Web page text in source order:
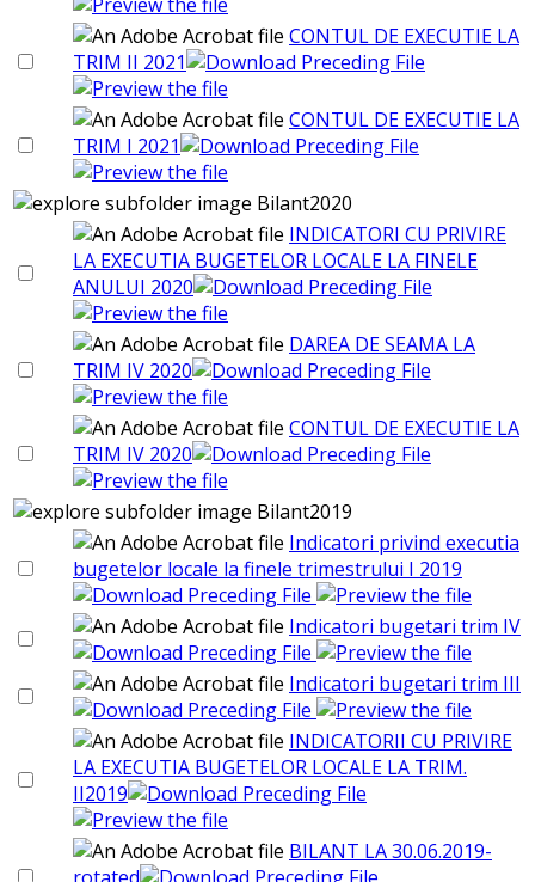
CONTUL DE EXECUTIE LA
TRIM II 2021
CONTUL DE EXECUTIE LA
TRIM I 2021
Bilant2020
INDICATORI CU PRIVIRE
LA EXECUTIA BUGETELOR LOCALE LA FINELE
ANULUI 2020
DAREA DE SEAMA LA
TRIM IV 2020
CONTUL DE EXECUTIE LA
TRIM IV 2020
Bilant2019
Indicatori privind executia
bugetelor locale la finele trimestrului I 2019
Indicatori bugetari trim IV
Indicatori bugetari trim III
INDICATORII CU PRIVIRE
LA EXECUTIA BUGETELOR LOCALE LA TRIM.
II2019
BILANT LA 30.06.2019-